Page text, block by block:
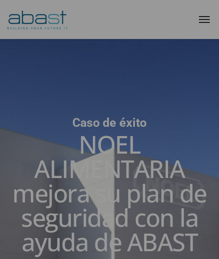
Caso de éxito
NOEL
ALIMENTARIA
mejora su plan de
seguridad con la
ayuda de ABAST